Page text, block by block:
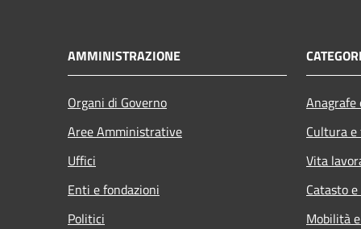
AMMINISTRAZIONE
Organi di Governo
Aree Amministrative
Uffici
Enti e fondazioni
Politici
Cultura
Vita
Catasto
Mobilità